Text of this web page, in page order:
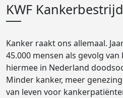
KWF
Kanker raakt ons allemaal.
45.000 mensen als gevolg van
hiermee in Nederland
Minder kanker, meer
van leven voor